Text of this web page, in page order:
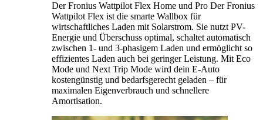
Der Fronius Wattpilot Flex Home und Pro Der Fronius
Wattpilot Flex ist die smarte Wallbox für
wirtschaftliches Laden mit Solarstrom. Sie nutzt PV-
Energie und Überschuss optimal, schaltet automatisch
zwischen 1- und 3-phasigem Laden und ermöglicht so
effizientes Laden auch bei geringer Leistung. Mit Eco
Mode und Next Trip Mode wird dein E-Auto
kostengünstig und bedarfsgerecht geladen – für
maximalen Eigenverbrauch und schnellere
Amortisation.